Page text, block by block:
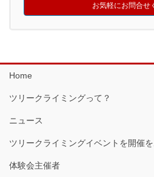
お気軽にお問合せ
Home
ツリークライミングって？
ニュース
ツリークライミングイベントを開催
体験会主催者